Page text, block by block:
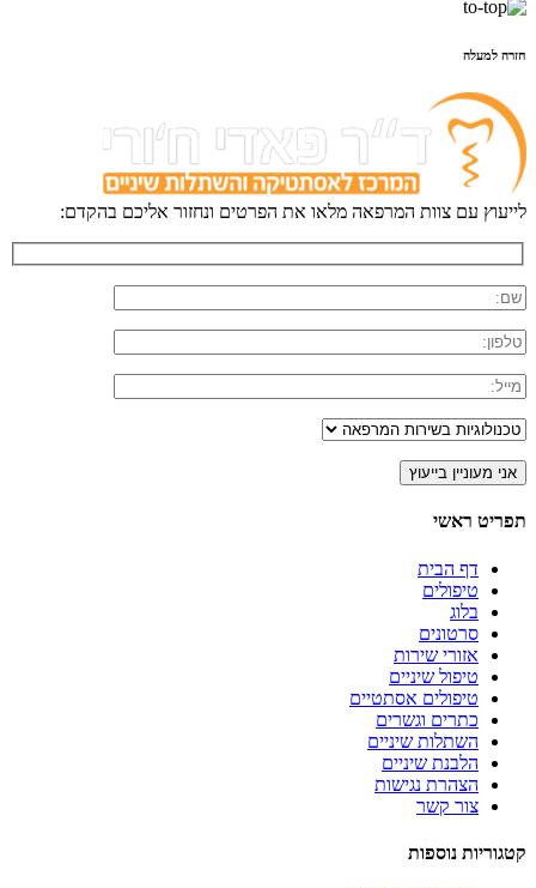
חזרה למעלה
לייעוץ עם צוות המרפאה מלאו את הפרטים ונחזור אליכם בהקדם:
תפריט ראשי
דף הבית
טיפולים
בלוג
סרטונים
אזורי שירות
טיפול שיניים
טיפולים אסתטיים
כתרים וגשרים
השתלות שיניים
הלבנת שיניים
הצהרת נגישות
צור קשר
קטגוריות נוספות